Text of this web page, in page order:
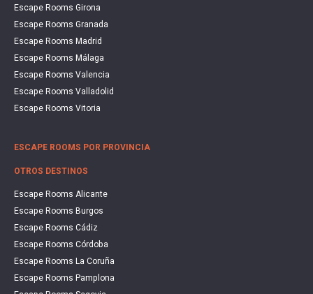
Escape Rooms Girona
Escape Rooms Granada
Escape Rooms Madrid
Escape Rooms Málaga
Escape Rooms Valencia
Escape Rooms Valladolid
Escape Rooms Vitoria
ESCAPE ROOMS POR PROVINCIA
OTROS DESTINOS
Escape Rooms Alicante
Escape Rooms Burgos
Escape Rooms Cádiz
Escape Rooms Córdoba
Escape Rooms La Coruña
Escape Rooms Pamplona